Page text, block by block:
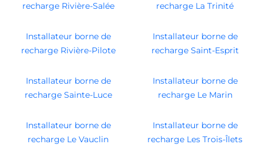
recharge Rivière-Salée
recharge La Trinité
Installateur borne de
recharge Rivière-Pilote
Installateur borne de
recharge Saint-Esprit
Installateur borne de
recharge Sainte-Luce
Installateur borne de
recharge Le Marin
Installateur borne de
recharge Le Vauclin
Installateur borne de
recharge Les Trois-Îlets